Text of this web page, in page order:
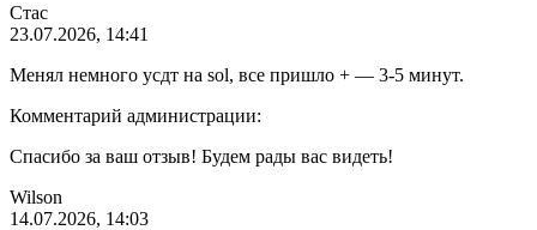
Стас
23.07.2026, 14:41
Менял немного усдт на sol, все пришло + — 3-5 минут.
Комментарий администрации:
Спасибо за ваш отзыв! Будем рады вас видеть!
Wilson
14.07.2026, 14:03